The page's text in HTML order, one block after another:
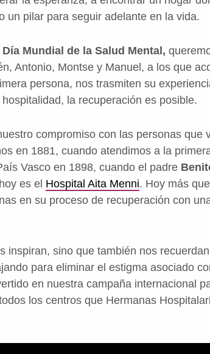
un pilar para seguir adelante en la vida.
Día Mundial de la Salud Mental,
Antonio, Montse y Manuel, a los que
persona, nos trasmiten su
la recuperación es posible.
compromiso con las personas que
en 1881, cuando atendimos a la
Vasco en 1898, cuando el padre
es el Hospital Aita Menni. Hoy más
en su proceso de recuperación con
inspiran, sino que también nos
para eliminar el estigma asociado
en nuestra campaña internacional
los centros que Hermanas